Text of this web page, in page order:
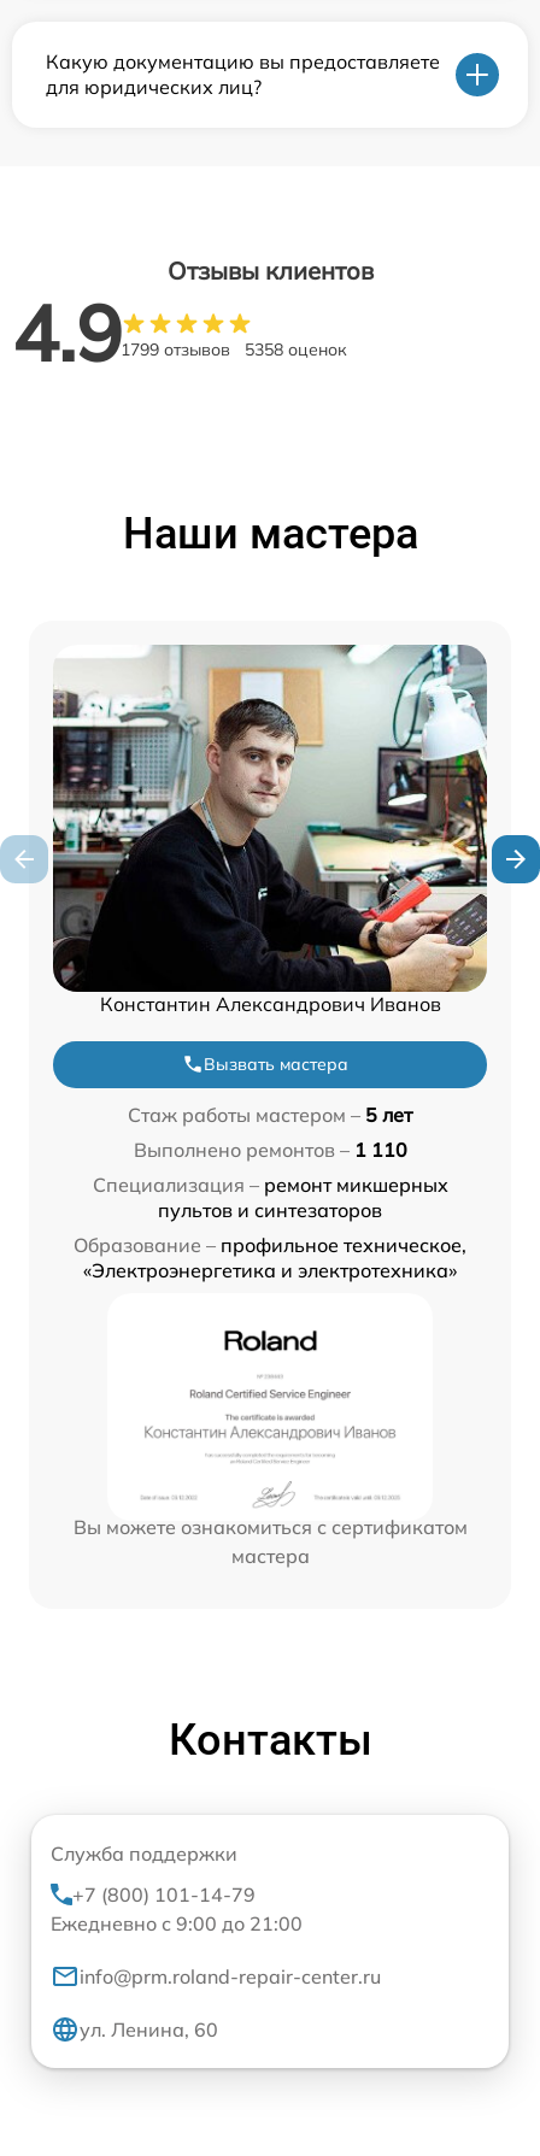
Какую документацию вы предоставляете
для юридических лиц?
Отзывы клиентов
4.91799 отзывов 5358 оценок
Наши мастера
Константин Александрович Иванов
Вызвать мастера
Стаж работы мастером – 5 лет
Выполнено ремонтов – 1 110
Специализация – ремонт микшерных
пультов и синтезаторов
Образование – профильное техническое,
«Электроэнергетика и электротехника»
Вы можете ознакомиться с сертификатом
мастера
Контакты
Служба поддержки
+7 (800) 101-14-79
Ежедневно с 9:00 до 21:00
info@prm.roland-repair-center.ru
ул. Ленина, 60